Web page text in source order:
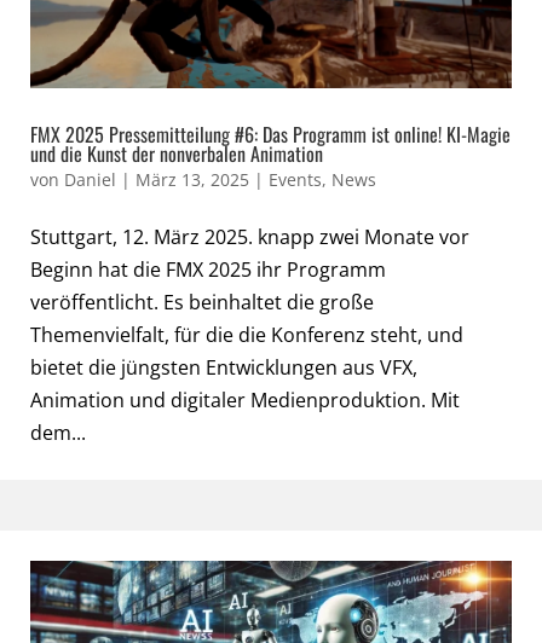
FMX 2025 Pressemitteilung #6: Das Programm ist online! KI-Magie
und die Kunst der nonverbalen Animation
von Daniel | März 13, 2025 | Events, News
Stuttgart, 12. März 2025. knapp zwei Monate vor
Beginn hat die FMX 2025 ihr Programm
veröffentlicht. Es beinhaltet die große
Themenvielfalt, für die die Konferenz steht, und
bietet die jüngsten Entwicklungen aus VFX,
Animation und digitaler Medienproduktion. Mit
dem...